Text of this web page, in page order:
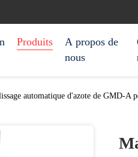
Produits
A propos de
nous
automatique d'azote de GMD-A